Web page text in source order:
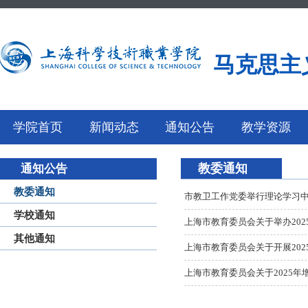
马克思主
学院首页 新闻动态 通知公告 教学资源
通知公告
教委通知
学校通知
其他通知
教委通知
市教卫工作党委举行理论学习
上海市教育委员会关于举办
上海市教育委员会关于开展
上海市教育委员会关于2025年